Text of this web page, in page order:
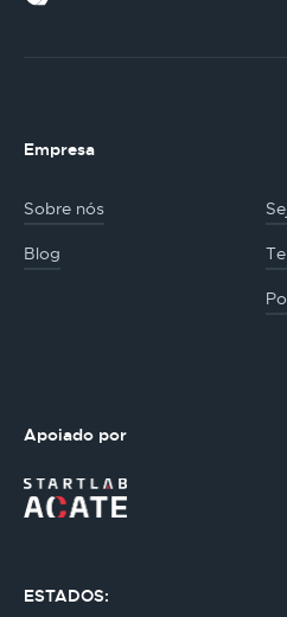
Empresa
Sobre nós
Blog
Apoiado por
ESTADOS: